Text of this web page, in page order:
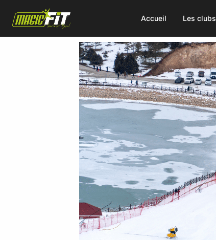
Accueil Les clubs
DÉCOUVREZ NOS 75 ACTIVITÉS
Renforcement
Doux / Yoga
Small Group
Coaching
Perso
Functional
Hyrox